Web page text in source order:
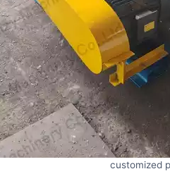
customized